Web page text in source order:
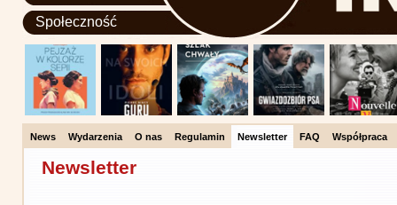
Społeczność
News Wydarzenia O nas Regulamin Newsletter FAQ Współpraca
Newsletter